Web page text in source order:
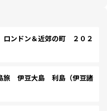
ンドン＆近郊の町 ２０２
伊豆大島 利島（伊豆諸